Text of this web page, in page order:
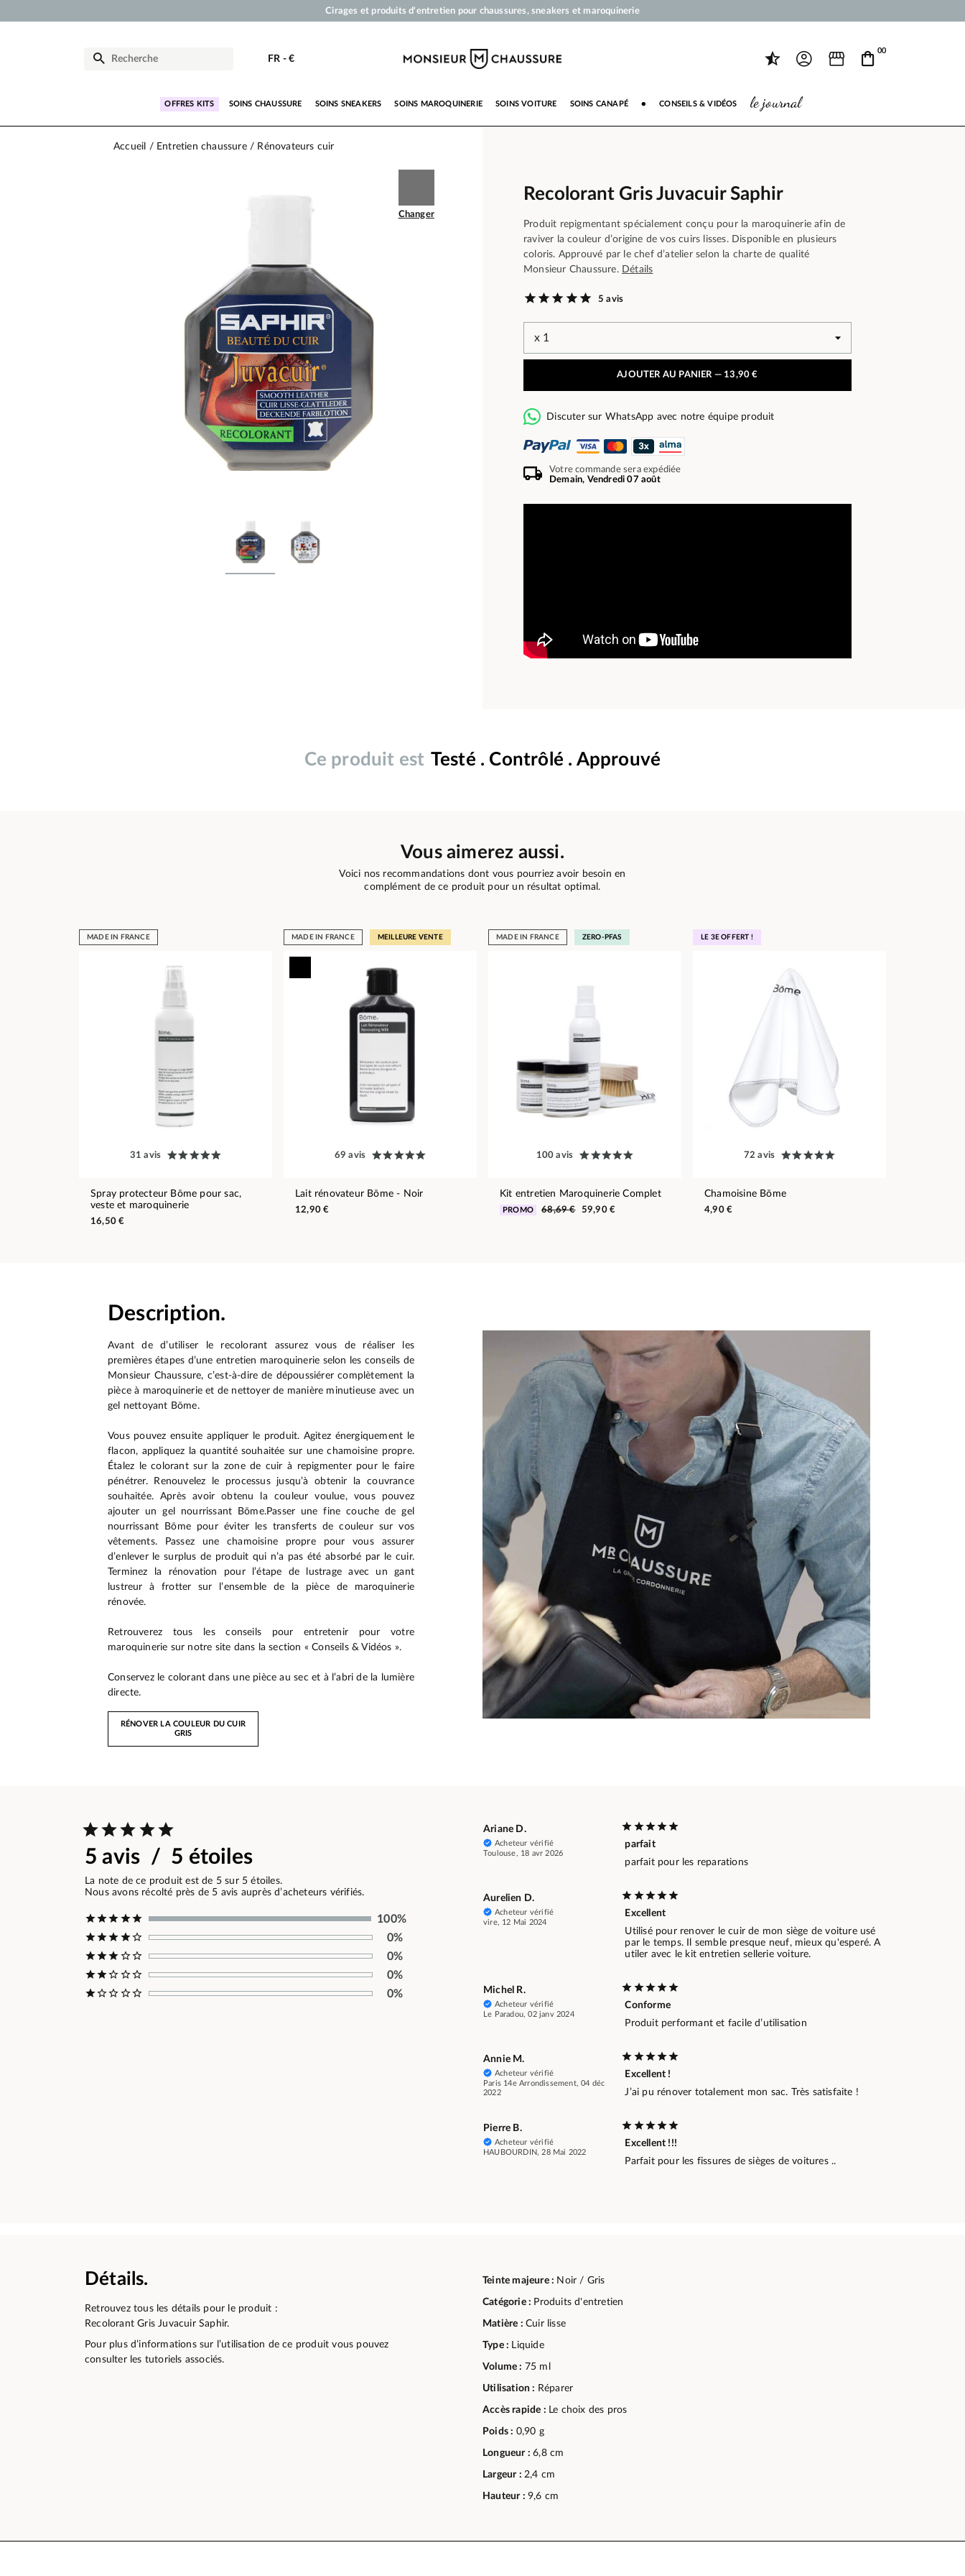
Cirages et produits d'entretien pour chaussures, sneakers et maroquinerie
Paiement en 3x 4x par carte bancaire dès 50 €
FR - €
00
OFFRES KITS SOINS CHAUSSURE SOINS SNEAKERS SOINS MAROQUINERIE SOINS VOITURE SOINS CANAPÉ ● CONSEILS & VIDÉOS le journal
Accueil Entretien chaussure Rénovateurs cuir
Changer
Recolorant Gris Juvacuir Saphir
Produit repigmentant spécialement conçu pour la maroquinerie afin de
raviver la couleur d’origine de vos cuirs lisses. Disponible en plusieurs
coloris. Approuvé par le chef d’atelier selon la charte de qualité
Monsieur Chaussure. Détails
5 avis
AJOUTER AU PANIER — 13,90 €
Discuter sur WhatsApp avec notre équipe produit
Votre commande sera expédiée
Demain, Vendredi 07 août
Ce produit est Testé . Contrôlé . Approuvé
Vous aimerez aussi.
Voici nos recommandations dont vous pourriez avoir besoin en
complément de ce produit pour un résultat optimal.
MADE IN FRANCE
31 avis
Spray protecteur Bōme pour sac,
veste et maroquinerie
16,50 €
MADE IN FRANCE MEILLEURE VENTE
69 avis
Lait rénovateur Bōme - Noir
12,90 €
MADE IN FRANCE ZERO-PFAS
100 avis
Kit entretien Maroquinerie Complet
PROMO 68,69 € 59,90 €
LE 3E OFFERT !
72 avis
Chamoisine Bōme
4,90 €
Description.
Avant de d’utiliser le recolorant assurez vous de réaliser les
premières étapes d’une entretien maroquinerie selon les conseils de
Monsieur Chaussure, c’est-à-dire de dépoussiérer complètement la
pièce à maroquinerie et de nettoyer de manière minutieuse avec un
gel nettoyant Bōme.
Vous pouvez ensuite appliquer le produit. Agitez énergiquement le
flacon, appliquez la quantité souhaitée sur une chamoisine propre.
Étalez le colorant sur la zone de cuir à repigmenter pour le faire
pénétrer. Renouvelez le processus jusqu’à obtenir la couvrance
souhaitée. Après avoir obtenu la couleur voulue, vous pouvez
ajouter un gel nourrissant Bōme.Passer une fine couche de gel
nourrissant Bōme pour éviter les transferts de couleur sur vos
vêtements. Passez une chamoisine propre pour vous assurer
d’enlever le surplus de produit qui n’a pas été absorbé par le cuir.
Terminez la rénovation pour l’étape de lustrage avec un gant
lustreur à frotter sur l’ensemble de la pièce de maroquinerie
rénovée.
Retrouverez tous les conseils pour entretenir pour votre
maroquinerie sur notre site dans la section « Conseils & Vidéos ».
Conservez le colorant dans une pièce au sec et à l’abri de la lumière
directe.
RÉNOVER LA COULEUR DU CUIR
GRIS
5 avis / 5 étoiles
La note de ce produit est de 5 sur 5 étoiles.
Nous avons récolté près de 5 avis auprès d’acheteurs vérifiés.
100%
0%
0%
0%
0%
Ariane D.
Acheteur vérifié
Toulouse, 18 avr 2026
parfait
parfait pour les reparations
Aurelien D.
Acheteur vérifié
vire, 12 Mai 2024
Excellent
Utilisé pour renover le cuir de mon siège de voiture usé
par le temps. Il semble presque neuf, mieux qu'esperé. A
utiler avec le kit entretien sellerie voiture.
Michel R.
Acheteur vérifié
Le Paradou, 02 janv 2024
Conforme
Produit performant et facile d’utilisation
Annie M.
Acheteur vérifié
Paris 14e Arrondissement, 04 déc
2022
Excellent !
J’ai pu rénover totalement mon sac. Très satisfaite !
Pierre B.
Acheteur vérifié
HAUBOURDIN, 28 Mai 2022
Excellent !!!
Parfait pour les fissures de sièges de voitures ..
Détails.
Retrouvez tous les détails pour le produit :
Recolorant Gris Juvacuir Saphir.
Pour plus d’informations sur l’utilisation de ce produit vous pouvez
consulter les tutoriels associés.
Teinte majeure : Noir / Gris
Catégorie : Produits d'entretien
Matière : Cuir lisse
Type : Liquide
Volume : 75 ml
Utilisation : Réparer
Accès rapide : Le choix des pros
Poids : 0,90 g
Longueur :6,8 cm
Largeur : 2,4 cm
Hauteur : 9,6 cm